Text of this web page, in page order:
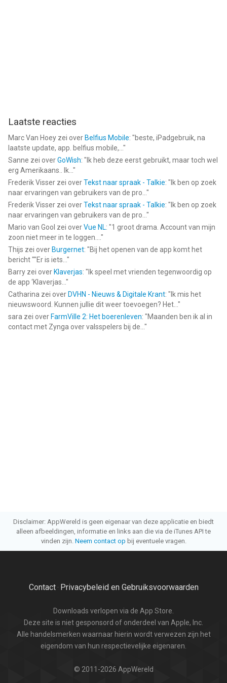
Laatste reacties
Marc Van Hoey zei over Belfius Mobile: "beste, iPadgebruik, na
laatste update, app. belfius mobile,... "
Sanne zei overGoWish: " Ik heb deze eerst gebruikt, maar toch wel
erg Amerikaans.. Ik... "
Frederik Visser zei overTekst naar spraak - Talkie: " Ik ben op zoek
naar ervaringen van gebruikers van de pro... "
Frederik Visser zei overTekst naar spraak - Talkie: " Ik ben op zoek
naar ervaringen van gebruikers van de pro... "
Mario van Gool zei overVue NL: "1 groot drama. Account van mijn
zoon niet meer in te loggen.... "
Thijs zei over Burgernet: "Bij het openen van de app komt het
bericht ""Er is iets... "
Barry zei over Klaverjas: " Ik speel met vrienden tegenwoordig op
de app ‘Klaverjas... "
Catharina zei over DVHN - Nieuws & Digitale Krant: " Ik mis het
nieuwswoord. Kunnen jullie dit weer toevoegen? Het... "
sara zei over FarmVille 2: Het boerenleven: "Maanden ben ik al in
contact met Zynga over valsspelers bij de... "
Disclaimer: AppWereld is geen eigenaar van deze applicatie en biedt
alleen afbeeldingen, informatie en links aan die via de iTunes API te
vinden zijn. Neem contact op bij eventuele vragen.
Contact· Privacybeleid en Gebruiksvoorwaarden
Downloads verlopen via de App Store.
Deze site is niet gesponsord of onderdeel van Apple, Inc.
Alle handelsmerken waarnaar hierin wordt verwezen zijn het
eigendom van hun respectievelijke eigenaren.
© 2011-2026 AppWereld